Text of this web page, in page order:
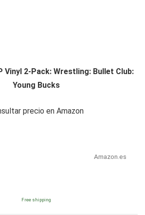
Vinyl 2-Pack: Wrestling: Bullet Club:
Young Bucks
precio en Amazon
Amazon.es
Free shipping